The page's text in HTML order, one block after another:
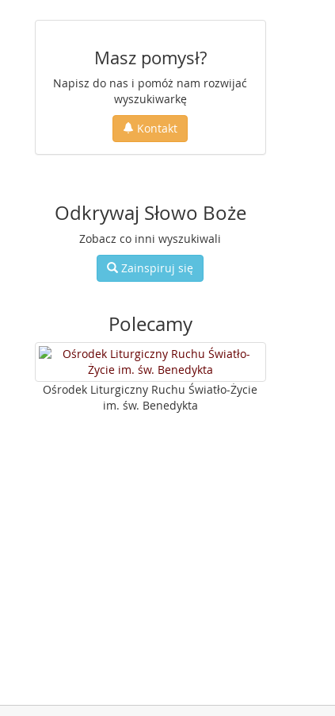
Masz pomysł?
Napisz do nas i pomóż nam rozwijać
wyszukiwarkę
Kontakt
Odkrywaj Słowo Boże
Zobacz co inni wyszukiwali
Zainspiruj się
Polecamy
Ośrodek Liturgiczny Ruchu Światło-Życie
im. św. Benedykta